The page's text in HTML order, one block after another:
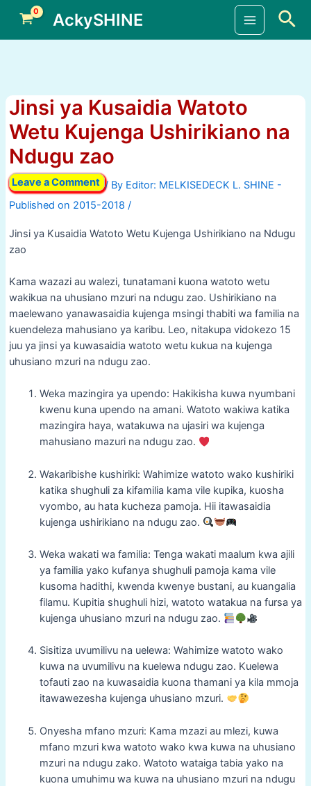
content
AckySHINE
Main
Jinsi ya Kusaidia Watoto
Wetu Kujenga Ushirikiano na
Ndugu zao
Leave a Comment / By
/
Jinsi ya Kusaidia Watoto Wetu Kujenga Ushirikiano na Ndugu
zao
Kama wazazi au walezi, tunatamani kuona watoto wetu
wakikua na uhusiano mzuri na ndugu zao. Ushirikiano na
maelewano yanawasaidia kujenga msingi thabiti wa familia na
kuendeleza mahusiano ya karibu. Leo, nitakupa vidokezo 15
juu ya jinsi ya kuwasaidia watoto wetu kukua na kujenga
uhusiano mzuri na ndugu zao.
Weka mazingira ya upendo: Hakikisha kuwa nyumbani
kwenu kuna upendo na amani. Watoto wakiwa katika
mazingira haya, watakuwa na ujasiri wa kujenga
mahusiano mazuri na ndugu zao.
Wakaribishe kushiriki: Wahimize watoto wako kushiriki
katika shughuli za kifamilia kama vile kupika, kuosha
vyombo, au hata kucheza pamoja. Hii itawasaidia
kujenga ushirikiano na ndugu zao.
Weka wakati wa familia: Tenga wakati maalum kwa ajili
ya familia yako kufanya shughuli pamoja kama vile
kusoma hadithi, kwenda kwenye bustani, au kuangalia
filamu. Kupitia shughuli hizi, watoto watakua na fursa ya
kujenga uhusiano mzuri na ndugu zao.
Sisitiza uvumilivu na uelewa: Wahimize watoto wako
kuwa na uvumilivu na kuelewa ndugu zao. Kuelewa
tofauti zao na kuwasaidia kuona thamani ya kila mmoja
itawawezesha kujenga uhusiano mzuri.
Onyesha mfano mzuri: Kama mzazi au mlezi, kuwa
mfano mzuri kwa watoto wako kwa kuwa na uhusiano
mzuri na ndugu zako. Watoto wataiga tabia yako na
kuona umuhimu wa kuwa na uhusiano mzuri na ndugu